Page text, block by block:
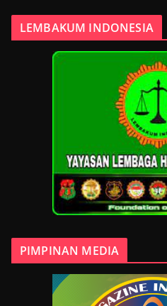
LEMBAKUM INDONESIA
PIMPINAN MEDIA